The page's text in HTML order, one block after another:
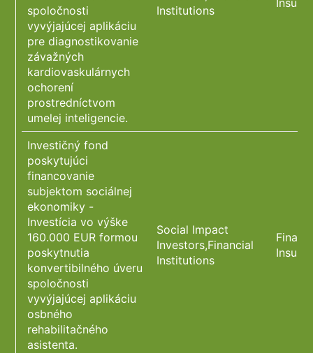
spoločnosti
vyvýjajúcej aplikáciu
pre diagnostikovanie
závažných
kardiovaskulárnych
ochorení
prostredníctvom
umelej inteligencie.
Institutions
Investičný fond
poskytujúci
financovanie
subjektom sociálnej
ekonomiky -
Investícia vo výške
160.000 EUR formou
poskytnutia
konvertibilného úveru
spoločnosti
vyvýjajúcej aplikáciu
osbného
rehabilitačného
asistenta.
Social Impact
Investors,Financial
Institutions